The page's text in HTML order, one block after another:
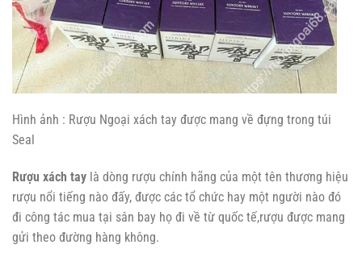
Hình ảnh : Rượu Ngoại xách tay được mang về đựng trong túi
Seal
Rượu xách tay là dòng rượu chính hãng của một tên thương hiệu
rượu nổi tiếng nào đấy, được các tổ chức hay một người nào đó
đi công tác mua tại sân bay họ đi về từ quốc tế,rượu được mang
gửi theo đường hàng không.